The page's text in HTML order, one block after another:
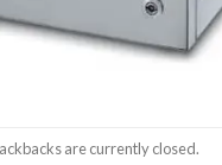
are currently closed.